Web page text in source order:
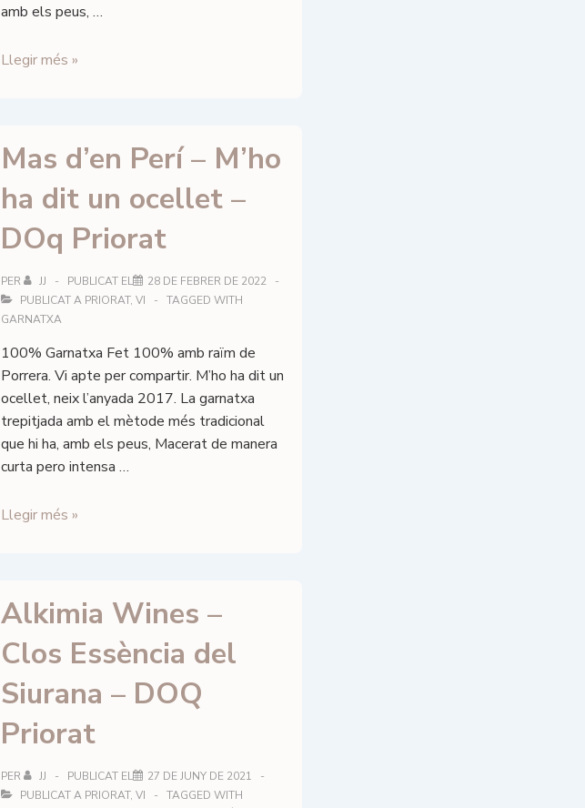
amb els peus, …
Mas
M’ho
ha
dit
ocellet
–
DOq
Llegir més »
Mas d’en Perí – M’ho
ha dit un ocellet –
DOq Priorat
PER JJ PUBLICAT EL
28 DE FEBRER DE 2022
PUBLICAT A PRIORAT, VI
TAGGED WITH
GARNATXA
100% Garnatxa Fet 100% amb raïm de
Porrera. Vi apte per compartir. M’ho ha dit un
ocellet, neix l’anyada 2017. La garnatxa
trepitjada amb el mètode més tradicional
que hi ha, amb els peus, Macerat de manera
curta pero intensa …
Mas
M’ho
ha
dit
ocellet
–
DOq
Llegir més »
Alkimia Wines –
Clos Essència del
Siurana – DOQ
Priorat
PER JJ PUBLICAT EL
27 DE JUNY DE 2021
PUBLICAT A PRIORAT, VI
TAGGED WITH